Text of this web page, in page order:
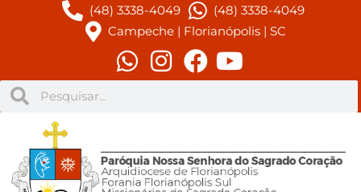
(48) 3338-4049
(48) 3338-4049
Campeche | Florianópolis | SC